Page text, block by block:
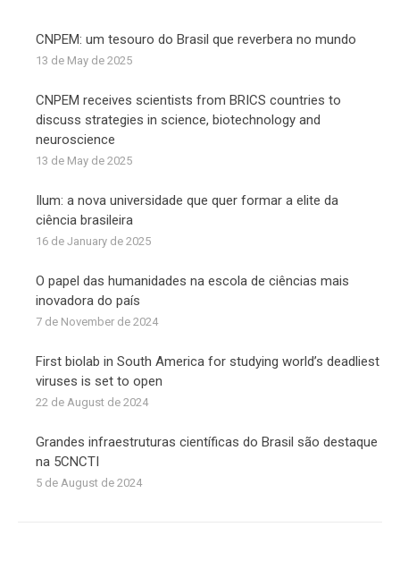
CNPEM: um tesouro do Brasil que reverbera no mundo
13 de May de 2025
CNPEM receives scientists from BRICS countries to
discuss strategies in science, biotechnology and
neuroscience
13 de May de 2025
Ilum: a nova universidade que quer formar a elite da
ciência brasileira
16 de January de 2025
O papel das humanidades na escola de ciências mais
inovadora do país
7 de November de 2024
First biolab in South America for studying world’s deadliest
viruses is set to open
22 de August de 2024
Grandes infraestruturas científicas do Brasil são destaque
na 5CNCTI
5 de August de 2024